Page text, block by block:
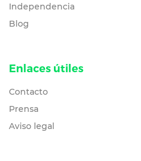
Independencia
Blog
Enlaces útiles
Contacto
Prensa
Aviso legal